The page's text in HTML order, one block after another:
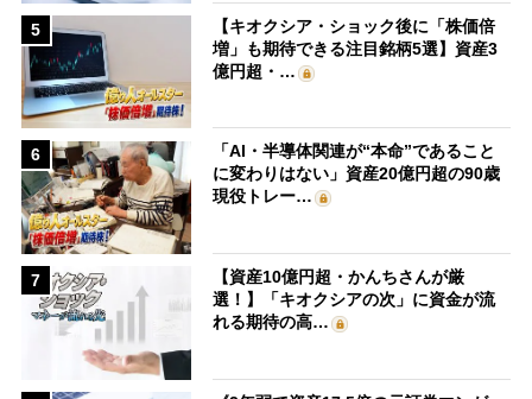
5
【キオクシア・ショック後に「株価倍
増」も期待できる注目銘柄5選】資産3
億円超・…
6
「AI・半導体関連が“本命”であること
に変わりはない」資産20億円超の90歳
現役トレー…
7
【資産10億円超・かんちさんが厳
選！】「キオクシアの次」に資金が流
れる期待の高…